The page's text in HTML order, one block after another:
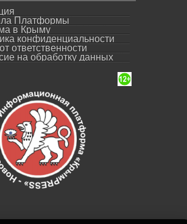
Платформы
в Крыму
конфиденциальности
ответственности
на обработку данных